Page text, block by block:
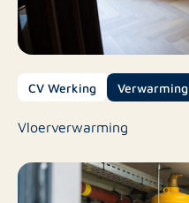
CV Werking Verwarming
Vloerverwarming